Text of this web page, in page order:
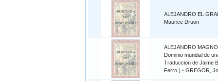
ALEJANDRO EL
Maurice Druon
ALEJANDRO
Dominio mundial de
Traduccion de Jaime
Ferro ) - GREGOR,